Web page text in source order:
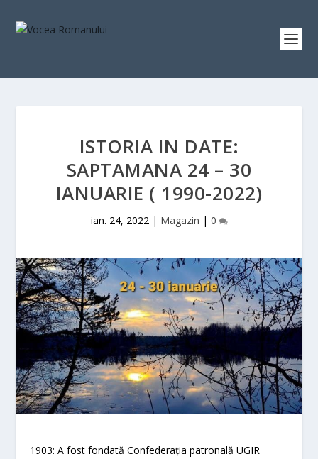
ISTORIA IN DATE:
SAPTAMANA 24 – 30
IANUARIE ( 1990-2022)
ian. 24, 2022| Magazin | 0
1903: A fost fondată Confederația patronală UGIR